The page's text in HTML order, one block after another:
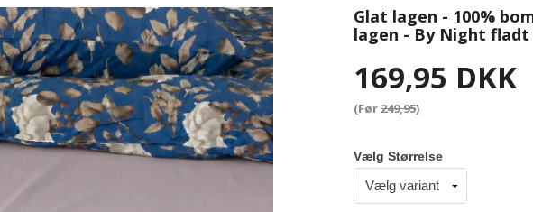
Glat lagen - 100%
lagen - By Night fladt
169,95 DKK
(Før249,95)
Vælg Størrelse